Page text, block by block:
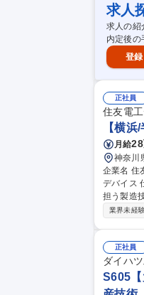
加え、米国
ーター(
求人
求人の紹
内定後の
登
正社員
住友電
【横
月給
神奈川
企業名 住友電工デバ
デバイス 仕事の内容 光デバイス製造の前工程である半導体ウェハプロセス(フォトリソ、エッチング、成膜等)を
担う製造
半導体ウ
業界未経
正社員
ダイハ
S605